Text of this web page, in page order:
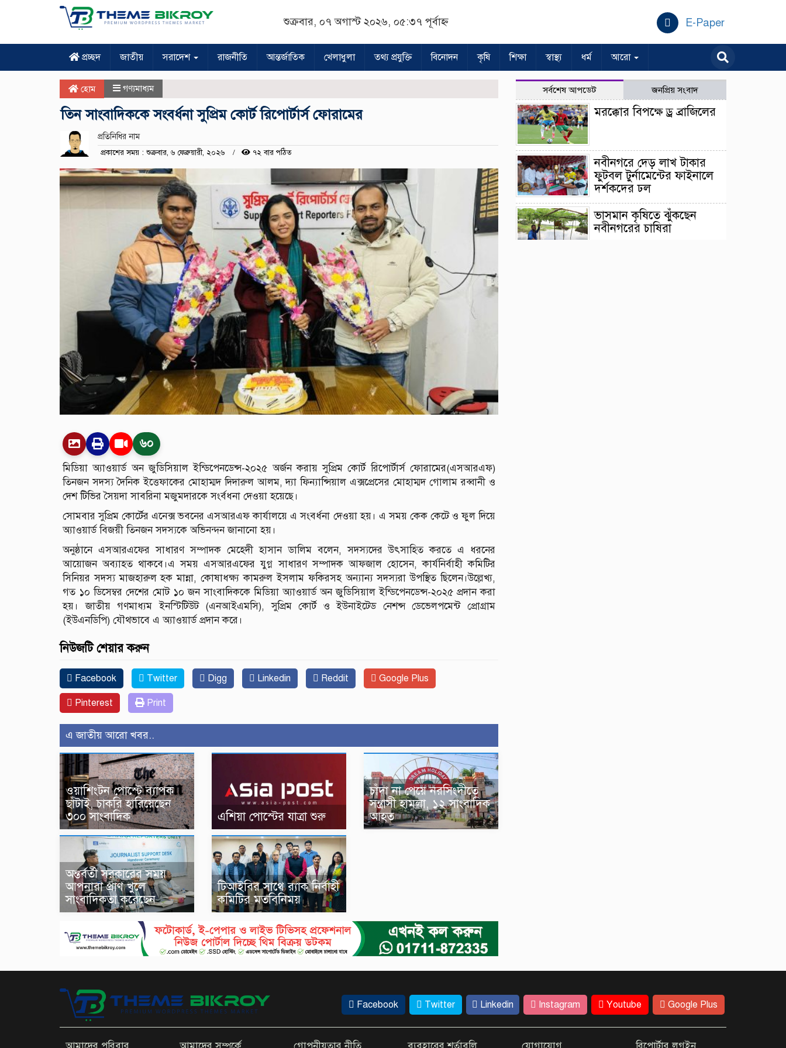
শুক্রবার, ০৭ অগাস্ট ২০২৬, ০৫:৩৭ পূর্বাহ্ন E-Paper
প্রচ্ছদ জাতীয় সরাদেশ রাজনীতি আন্তর্জাতিক খেলাধুলা তথ্য প্রযুক্তি বিনোদন কৃষি শিক্ষা স্বাস্থ্য ধর্ম আরো
হোম গণ্যমাধ্যম
তিন সাংবাদিককে সংবর্ধনা সুপ্রিম কোর্ট রিপোর্টার্স ফোরামের
প্রতিনিধির নাম
প্রকাশের সময় : শুক্রবার, ৬ ফেব্রুয়ারী, ২০২৬ ৭২ বার পঠিত
৬০
মিডিয়া অ্যাওয়ার্ড অন জুডিসিয়াল ইন্ডিপেনডেন্স-২০২৫ অর্জন করায় সুপ্রিম কোর্ট রিপোর্টার্স ফোরামের(এসআরএফ)
তিনজন সদস্য দৈনিক ইত্তেফাকের মোহাম্মদ দিদারুল আলম, দ্যা ফিন্যান্সিয়াল এক্সপ্রেসের মোহাম্মদ গোলাম রব্বানী ও
দেশ টিভির সৈয়দা সাবরিনা মজুমদারকে সংর্বধনা দেওয়া হয়েছে।
সোমবার সুপ্রিম কোর্টের এনেক্স ভবনের এসআরএফ কার্যালয়ে এ সংবর্ধনা দেওয়া হয়। এ সময় কেক কেটে ও ফুল দিয়ে
অ্যাওয়ার্ড বিজয়ী তিনজন সদস্যকে অভিনন্দন জানানো হয়।
অনুষ্ঠানে এসআরএফের সাধারণ সম্পাদক মেহেদী হাসান ডালিম বলেন, সদস্যদের উৎসাহিত করতে এ ধরনের
আয়োজন অব্যাহত থাকবে।এ সময় এসআরএফের যুগ্ন সাধারণ সম্পাদক আফজাল হোসেন, কার্যনির্বাহী কমিটির
সিনিয়র সদস্য মাজহারুল হক মান্না, কোষাধক্ষ্য কামরুল ইসলাম ফকিরসহ অন্যান্য সদস্যরা উপস্থিত ছিলেন।উল্লেখ্য,
গত ১০ ডিসেম্বর দেশের মোট ১০ জন সাংবাদিককে মিডিয়া অ্যাওয়ার্ড অন জুডিসিয়াল ইন্ডিপেনডেন্স-২০২৫ প্রদান করা
হয়। জাতীয় গণমাধ্যম ইনস্টিটিউট (এনআইএমসি), সুপ্রিম কোর্ট ও ইউনাইটেড নেশন্স ডেভেলপমেন্ট প্রোগ্রাম
(ইউএনডিপি) যৌথভাবে এ অ্যাওয়ার্ড প্রদান করে।
নিউজটি শেয়ার করুন
Facebook Twitter Digg Linkedin Reddit Google Plus
Pinterest Print
এ জাতীয় আরো খবর..
ওয়াশিংটন পোস্টে ব্যাপক
ছাঁটাই, চাকরি হারিয়েছেন
৩০০ সাংবাদিক
এশিয়া পোস্টের যাত্রা শুরু
চাঁদা না পেয়ে নরসিংদীতে
সন্ত্রাসী হামলা, ১২ সাংবাদিক
আহত
অন্তর্বর্তী সরকারের সময়
আপনারা প্রাণ খুলে
সাংবাদিকতা করেছেন
টিআইবির সাথে র‍্যাক নির্বাহী
কমিটির মতবিনিময়
সর্বশেষ আপডেট জনপ্রিয় সংবাদ
মরক্কোর বিপক্ষে ড্র ব্রাজিলের
নবীনগরে দেড় লাখ টাকার
ফুটবল টুর্নামেন্টের ফাইনালে
দর্শকদের ঢল
ভাসমান কৃষিতে ঝুঁকছেন
নবীনগরের চাষিরা
Facebook Twitter Linkedin Instagram Youtube Google Plus